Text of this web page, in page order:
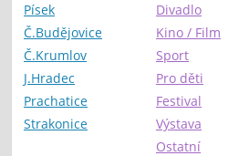
Písek
Č.Budějovice
Č.Krumlov
J.Hradec
Prachatice
Strakonice
Divadlo
Kino / Film
Sport
Pro děti
Festival
Výstava
Ostatní